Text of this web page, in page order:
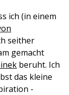
ich (in einem
seither
gemacht
beruht. Ich
das kleine
-